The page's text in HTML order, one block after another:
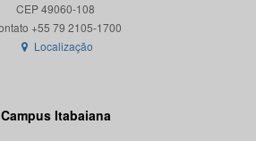
CEP 49060-108
Localização
Campus Itabaiana